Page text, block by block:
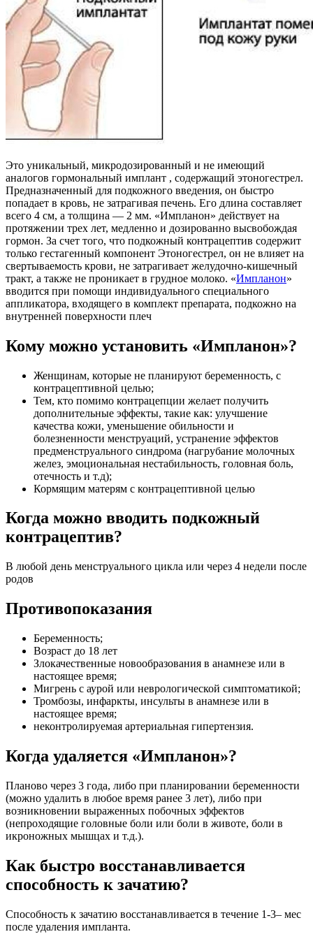
Это уникальный, микродозированный и не имеющий
аналогов гормональный имплант , содержащий этоногестрел.
Предназначенный для подкожного введения, он быстро
попадает в кровь, не затрагивая печень. Его длина составляет
всего 4 см, а толщина — 2 мм. «Импланон» действует на
протяжении трех лет, медленно и дозированно высвобождая
гормон. За счет того, что подкожный контрацептив содержит
только гестагенный компонент Этоногестрел, он не влияет на
свертываемость крови, не затрагивает желудочно-кишечный
тракт, а также не проникает в грудное молоко. «Импланон»
вводится при помощи индивидуального специального
аппликатора, входящего в комплект препарата, подкожно на
внутренней поверхности плеч
Кому можно установить «Импланон»?
Женщинам, которые не планируют беременность, с
контрацептивной целью;
Тем, кто помимо контрацепции желает получить
дополнительные эффекты, такие как: улучшение
качества кожи, уменьшение обильности и
болезненности менструаций, устранение эффектов
предменструального синдрома (нагрубание молочных
желез, эмоциональная нестабильность, головная боль,
отечность и т.д);
Кормящим матерям с контрацептивной целью
Когда можно вводить подкожный
контрацептив?
В любой день менструального цикла или через 4 недели после
родов
Противопоказания
Беременность;
Возраст до 18 лет
Злокачественные новообразования в анамнезе или в
настоящее время;
Мигрень с аурой или неврологической симптоматикой;
Тромбозы, инфаркты, инсульты в анамнезе или в
настоящее время;
неконтролируемая артериальная гипертензия.
Когда удаляется «Импланон»?
Планово через 3 года, либо при планировании беременности
(можно удалить в любое время ранее 3 лет), либо при
возникновении выраженных побочных эффектов
(непроходящие головные боли или боли в животе, боли в
икроножных мышцах и т.д.).
Как быстро восстанавливается
способность к зачатию?
Способность к зачатию восстанавливается в течение 1-3– мес
после удаления импланта.